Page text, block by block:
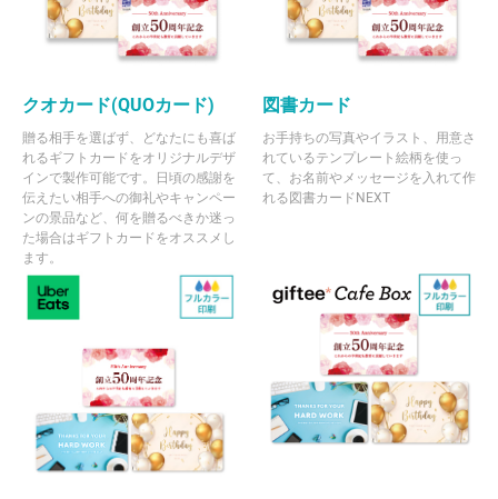
クオカード(QUOカード)
贈る相手を選ばず、どなたにも喜ば
れるギフトカードをオリジナルデザ
インで製作可能です。日頃の感謝を
伝えたい相手への御礼やキャンペー
ンの景品など、何を贈るべきか迷っ
た場合はギフトカードをオススメし
ます。
図書カード
お手持ちの写真やイラスト、用意さ
れているテンプレート絵柄を使っ
て、お名前やメッセージを入れて作
れる図書カードNEXT